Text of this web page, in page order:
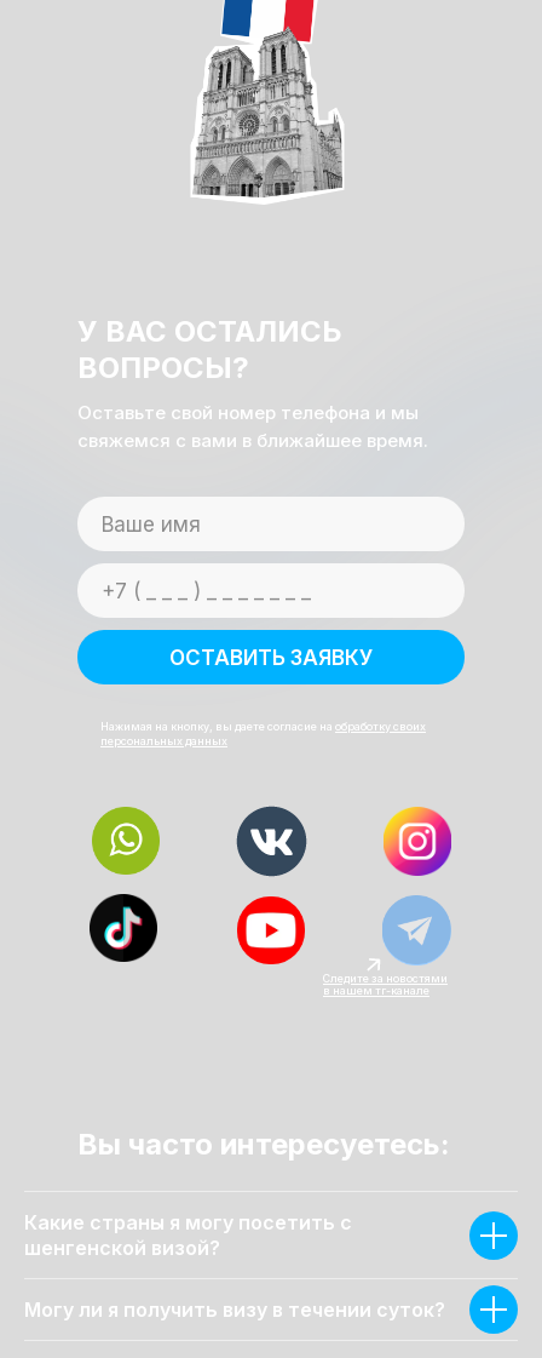
У ВАС ОСТАЛИСЬ
ВОПРОСЫ?
Оставьте свой номер телефона и мы
свяжемся с вами в ближайшее время.
Следите за новостями
в нашем тг-канале
ОСТАВИТЬ ЗАЯВКУ
Нажимая на кнопку, вы даете согласие на обработку своих
персональных данных
Вы часто интересуетесь:
Какие страны я могу посетить с
шенгенской визой?
Могу ли я получить визу в течении суток?